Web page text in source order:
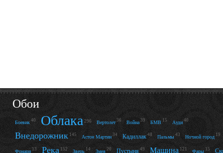
Обои
Боевик 40 Облака 296 Вертолет 36 Война 39 БМВ 15 Ауди 40
Внедорожник 145 Астон Мартин 34 Кадиллак 48 Пальмы 43 Ночной город 19
Фонари 13 Река 152 Зверь 14 Змея 20 Пустыня 49 Машина 121 Фары 15